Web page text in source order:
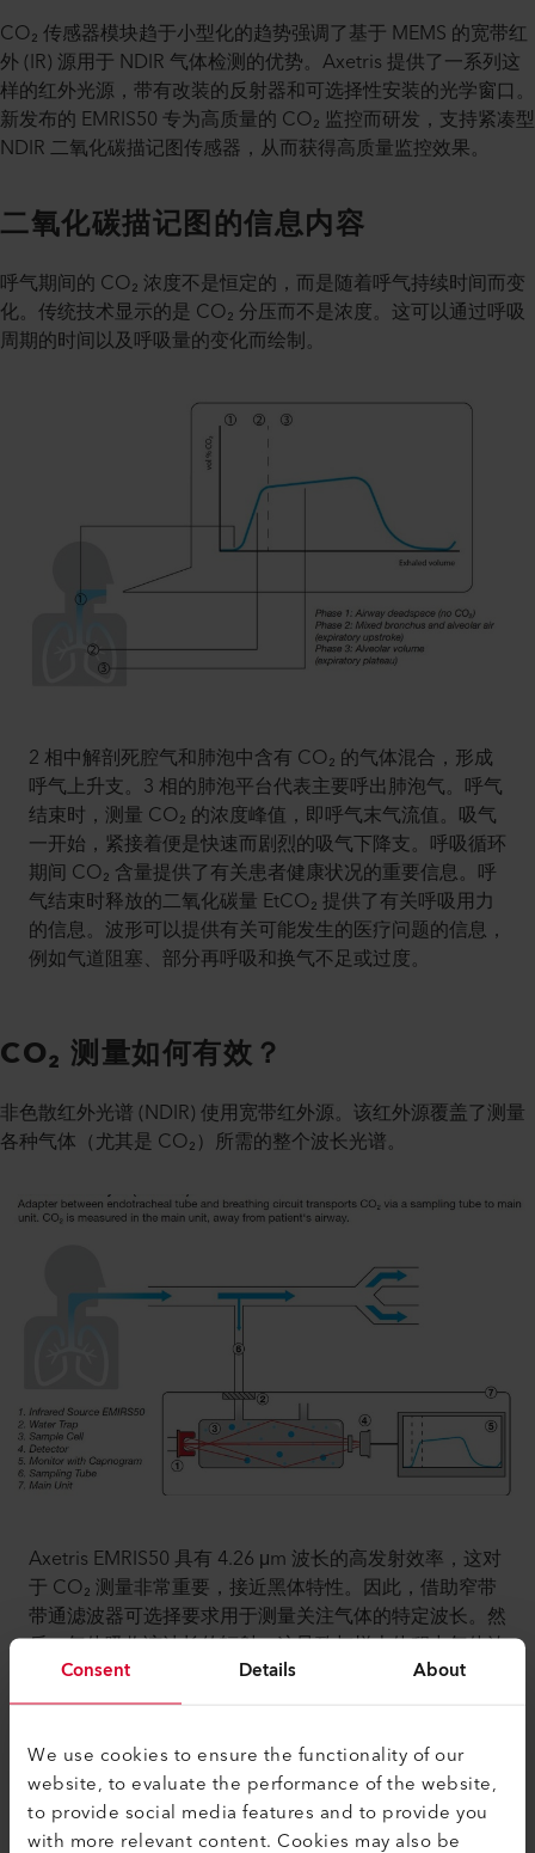
Consent Details About
We use cookies to ensure the functionality of our
website, to evaluate the performance of the website,
to provide social media features and to provide you
with more relevant content. Cookies may also be
CO₂ 传感器模块趋于小型化的趋势强调了基于 MEMS 的宽带红
外 (IR) 源用于 NDIR 气体检测的优势。Axetris 提供了一系列这
样的红外光源，带有改装的反射器和可选择性安装的光学窗口。
新发布的 EMRIS50 专为高质量的 CO₂ 监控而研发，支持紧凑型
NDIR 二氧化碳描记图传感器，从而获得高质量监控效果。
二氧化碳描记图的信息内容
呼气期间的 CO₂ 浓度不是恒定的，而是随着呼气持续时间而变
化。传统技术显示的是 CO₂ 分压而不是浓度。这可以通过呼吸
周期的时间以及呼吸量的变化而绘制。
2 相中解剖死腔气和肺泡中含有 CO₂ 的气体混合，形成
呼气上升支。3 相的肺泡平台代表主要呼出肺泡气。呼气
结束时，测量 CO₂ 的浓度峰值，即呼气末气流值。吸气
一开始，紧接着便是快速而剧烈的吸气下降支。呼吸循环
期间 CO₂ 含量提供了有关患者健康状况的重要信息。呼
气结束时释放的二氧化碳量 EtCO₂ 提供了有关呼吸用力
的信息。波形可以提供有关可能发生的医疗问题的信息，
例如气道阻塞、部分再呼吸和换气不足或过度。
CO₂ 测量如何有效？
非色散红外光谱 (NDIR) 使用宽带红外源。该红外源覆盖了测量
各种气体（尤其是 CO₂）所需的整个波长光谱。
Axetris EMRIS50 具有 4.26 μm 波长的高发射效率，这对
于 CO₂ 测量非常重要，接近黑体特性。因此，借助窄带
带通滤波器可选择要求用于测量关注气体的特定波长。然
后，气体吸收该波长的辐射。这导致与样本体积中气体浓
度成比例的信号降低。为了从二氧化碳描记图中获得有用
的数据，每秒获取 30 到 100 个测量点非常重要。因此，
EMIRS50，提供的这种红外光源具有非常快的电调制速率
和在 100Hz 下超过 60% 的高调制深度。